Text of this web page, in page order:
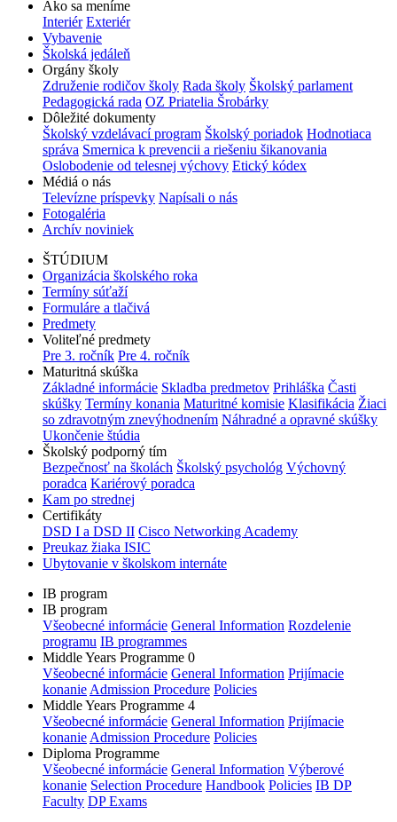
Ako sa meníme
Interiér Exteriér
Vybavenie
Školská jedáleň
Orgány školy
Združenie rodičov školy Rada školy Školský parlament
Pedagogická rada OZ Priatelia Šrobárky
Dôležité dokumenty
Školský vzdelávací program Školský poriadok Hodnotiaca
správa Smernica k prevencii a riešeniu šikanovania
Oslobodenie od telesnej výchovy Etický kódex
Médiá o nás
Televízne príspevky Napísali o nás
Fotogaléria
Archív noviniek
ŠTÚDIUM
Organizácia školského roka
Termíny súťaží
Formuláre a tlačivá
Predmety
Voliteľné predmety
Pre 3. ročník Pre 4. ročník
Maturitná skúška
Základné informácie Skladba predmetov Prihláška Časti
skúšky Termíny konania Maturitné komisie Klasifikácia Žiaci
so zdravotným znevýhodnením Náhradné a opravné skúšky
Ukončenie štúdia
Školský podporný tím
Bezpečnosť na školách Školský psychológ Výchovný
poradca Kariérový poradca
Kam po strednej
Certifikáty
DSD I a DSD II Cisco Networking Academy
Preukaz žiaka ISIC
Ubytovanie v školskom internáte
IB program
IB program
Všeobecné informácie General Information Rozdelenie
programu IB programmes
Middle Years Programme 0
Všeobecné informácie General Information Prijímacie
konanie Admission Procedure Policies
Middle Years Programme 4
Všeobecné informácie General Information Prijímacie
konanie Admission Procedure Policies
Diploma Programme
Všeobecné informácie General Information Výberové
konanie Selection Procedure Handbook Policies IB DP
Faculty DP Exams